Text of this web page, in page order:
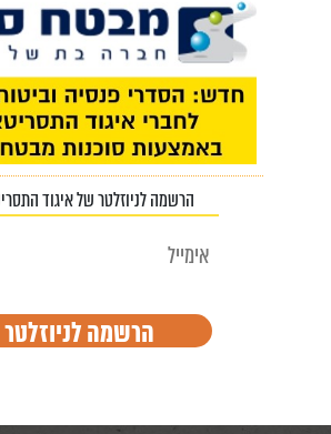
הרשמה לניוזלטר של איגוד